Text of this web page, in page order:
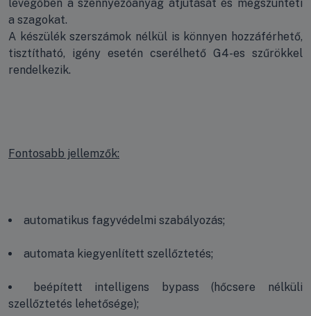
levegőben a szennyezőanyag átjutását és megszünteti
a szagokat.
A készülék szerszámok nélkül is könnyen hozzáférhető,
tisztítható, igény esetén cserélhető G4-es szűrökkel
rendelkezik.
Fontosabb jellemzők:
automatikus fagyvédelmi szabályozás;
automata kiegyenlített szellőztetés;
beépített intelligens bypass (hőcsere nélküli
szellőztetés lehetősége);